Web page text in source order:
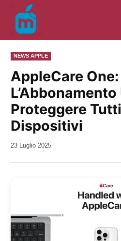
contenuto
PUBBLICATO
IN
NEWS APPLE
AppleCare One:
Proteggere
Dispositivi
da
23 Luglio 2025